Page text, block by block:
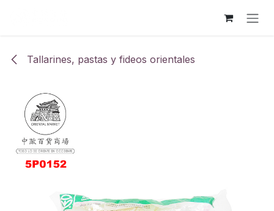
Tallarines, pastas y fideos orientales